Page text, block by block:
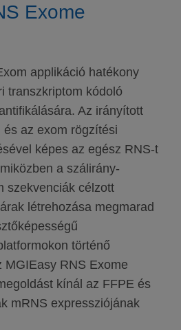
Exome
applikáció hatékony
transzkriptom kódoló
Az irányított
az exom rögzítési
képes az egész RNS-t
a szálirány-
szekvenciák célzott
létrehozása megmarad
történő
MGIEasy RNS Exome
kínál az FFPE és
mRNS expressziójának